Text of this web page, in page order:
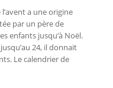
a une origine
par un père de
enfants jusqu’à Noël.
24, il donnait
Le calendrier de